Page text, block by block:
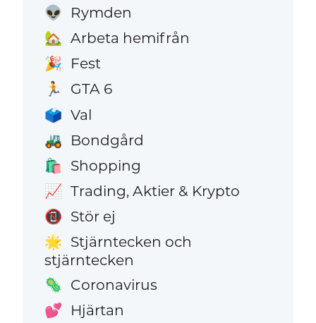
👽 Rymden
🏡 Arbeta hemifrån
🎉 Fest
🏃 GTA 6
🗳️ Val
🚜 Bondgård
🛍️ Shopping
📈 Trading, Aktier & Krypto
📵 Stör ej
🌟 Stjärntecken och
stjärntecken
🦠 Coronavirus
💕 Hjärtan